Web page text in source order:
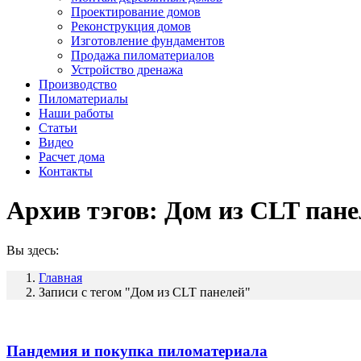
Проектирование домов
Реконструкция домов
Изготовление фундаментов
Продажа пиломатериалов
Устройство дренажа
Производство
Пиломатериалы
Наши работы
Статьи
Видео
Расчет дома
Контакты
Архив тэгов: Дом из CLT
Вы здесь:
Главная
Записи с тегом "Дом из CLT панелей"
Пандемия и покупка пиломатериала